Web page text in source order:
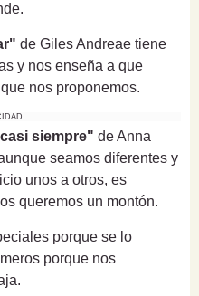
de Giles Andreae tiene
y nos enseña a que
nos proponemos.
siempre" de Anna
seamos diferentes y
unos a otros, es
queremos un montón.
porque se lo
porque nos